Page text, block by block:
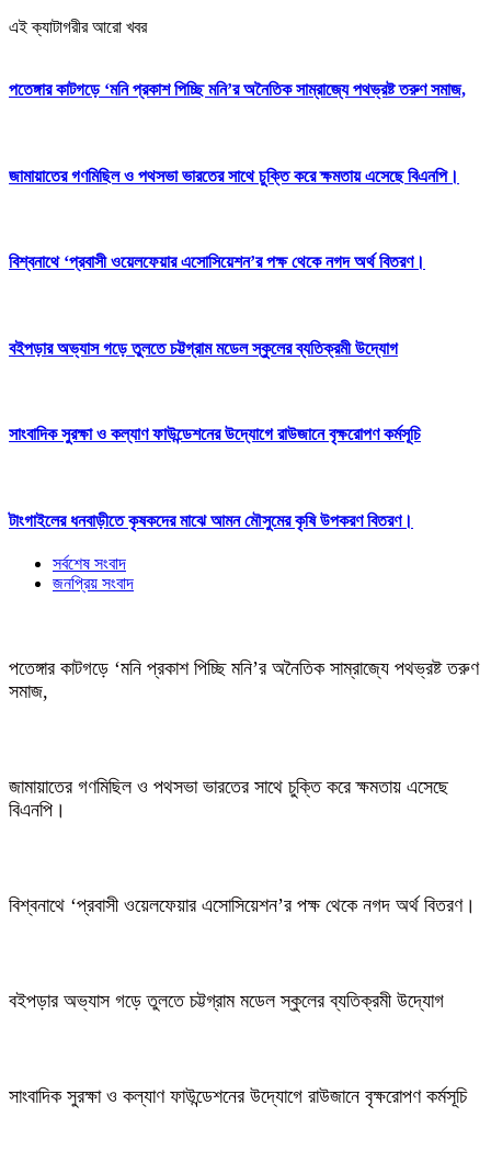
এই ক্যাটাগরীর আরো খবর
পতেঙ্গার কাটগড়ে ‘মনি প্রকাশ পিচ্ছি মনি’র অনৈতিক সাম্রাজ্যে পথভ্রষ্ট তরুণ সমাজ,
জামায়াতের গণমিছিল ও পথসভা ভারতের সাথে চুক্তি করে ক্ষমতায় এসেছে বিএনপি।
বিশ্বনাথে ‘প্রবাসী ওয়েলফেয়ার এসোসিয়েশন’র পক্ষ থেকে নগদ অর্থ বিতরণ।
বইপড়ার অভ্যাস গড়ে তুলতে চট্টগ্রাম মডেল স্কুলের ব্যতিক্রমী উদ্যোগ
সাংবাদিক সুরক্ষা ও কল্যাণ ফাউন্ডেশনের উদ্যোগে রাউজানে বৃক্ষরোপণ কর্মসূচি
টাংগাইলের ধনবাড়ীতে কৃষকদের মাঝে আমন মৌসুমের কৃষি উপকরণ বিতরণ।
সর্বশেষ সংবাদ
জনপ্রিয় সংবাদ
পতেঙ্গার কাটগড়ে ‘মনি প্রকাশ পিচ্ছি মনি’র অনৈতিক সাম্রাজ্যে পথভ্রষ্ট তরুণ
সমাজ,
জামায়াতের গণমিছিল ও পথসভা ভারতের সাথে চুক্তি করে ক্ষমতায় এসেছে
বিএনপি।
বিশ্বনাথে ‘প্রবাসী ওয়েলফেয়ার এসোসিয়েশন’র পক্ষ থেকে নগদ অর্থ বিতরণ।
বইপড়ার অভ্যাস গড়ে তুলতে চট্টগ্রাম মডেল স্কুলের ব্যতিক্রমী উদ্যোগ
সাংবাদিক সুরক্ষা ও কল্যাণ ফাউন্ডেশনের উদ্যোগে রাউজানে বৃক্ষরোপণ কর্মসূচি